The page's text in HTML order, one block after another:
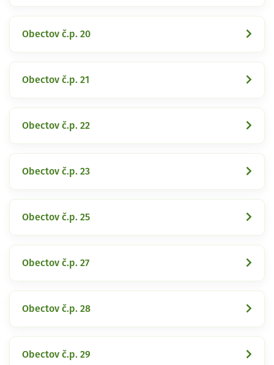
Obectov č.p. 20
Obectov č.p. 21
Obectov č.p. 22
Obectov č.p. 23
Obectov č.p. 25
Obectov č.p. 27
Obectov č.p. 28
Obectov č.p. 29